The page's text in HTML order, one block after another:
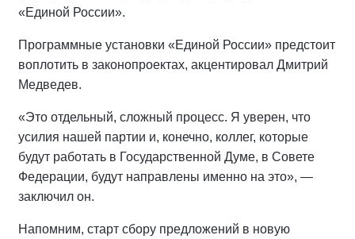
«Единой России».
Программные установки «Единой России» предстоит
воплотить в законопроектах, акцентировал Дмитрий
Медведев.
«Это отдельный, сложный процесс. Я уверен, что
усилия нашей партии и, конечно, коллег, которые
будут работать в Государственной Думе, в Совете
Федерации, будут направлены именно на это», —
заключил он.
Напомним, старт сбору предложений в новую